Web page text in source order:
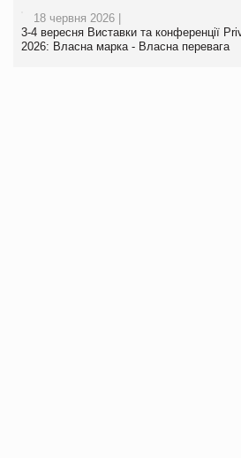
18 червня 2026 |
3-4 вересня Виставки та конференції
2026: Власна марка - Власна перевага